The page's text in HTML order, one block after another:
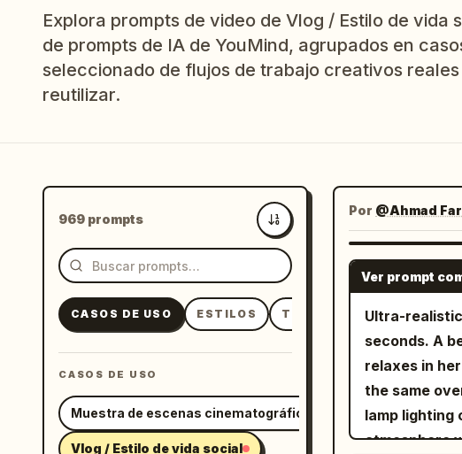
Explora prompts de video de Vlog / Estilo de vida
de prompts de IA de YouMind, agrupados en
seleccionado de flujos de trabajo creativos
reutilizar.
969 prompts
Más recientes
CASOS DE USO ESTILOS TEMAS
CASOS DE USO
Muestra de escenas cinematográficas
Vlog / Estilo de vida social
Por @Ahmad
Ver prompt
Ultra-
seconds. A
relaxes in
the same
lamp lighting
atmosphere